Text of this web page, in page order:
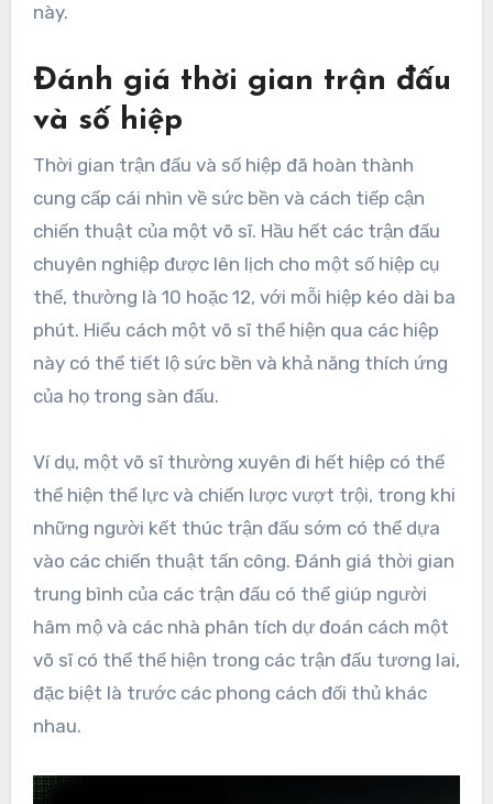
này.
Đánh giá thời gian trận đấu
và số hiệp
Thời gian trận đấu và số hiệp đã hoàn thành
cung cấp cái nhìn về sức bền và cách tiếp cận
chiến thuật của một võ sĩ. Hầu hết các trận đấu
chuyên nghiệp được lên lịch cho một số hiệp cụ
thể, thường là 10 hoặc 12, với mỗi hiệp kéo dài ba
phút. Hiểu cách một võ sĩ thể hiện qua các hiệp
này có thể tiết lộ sức bền và khả năng thích ứng
của họ trong sàn đấu.
Ví dụ, một võ sĩ thường xuyên đi hết hiệp có thể
thể hiện thể lực và chiến lược vượt trội, trong khi
những người kết thúc trận đấu sớm có thể dựa
vào các chiến thuật tấn công. Đánh giá thời gian
trung bình của các trận đấu có thể giúp người
hâm mộ và các nhà phân tích dự đoán cách một
võ sĩ có thể thể hiện trong các trận đấu tương lai,
đặc biệt là trước các phong cách đối thủ khác
nhau.